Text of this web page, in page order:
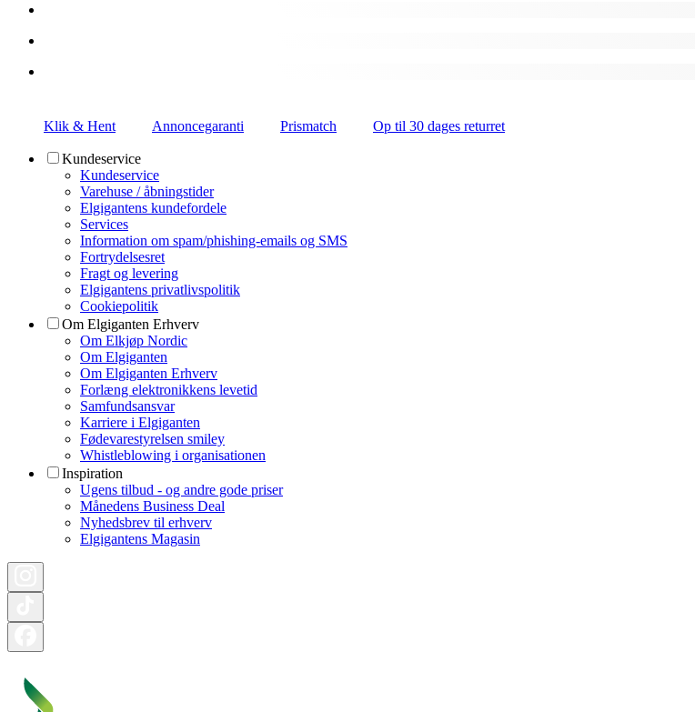
Klik & Hent Annoncegaranti Prismatch Op til 30 dages returret
Kundeservice
Kundeservice
Varehuse / åbningstider
Elgigantens kundefordele
Services
Information om spam/phishing-emails og SMS
Fortrydelsesret
Fragt og levering
Elgigantens privatlivspolitik
Cookiepolitik
Om Elgiganten Erhverv
Om Elkjøp Nordic
Om Elgiganten
Om Elgiganten Erhverv
Forlæng elektronikkens levetid
Samfundsansvar
Karriere i Elgiganten
Fødevarestyrelsen smiley
Whistleblowing i organisationen
Inspiration
Ugens tilbud - og andre gode priser
Månedens Business Deal
Nyhedsbrev til erhverv
Elgigantens Magasin